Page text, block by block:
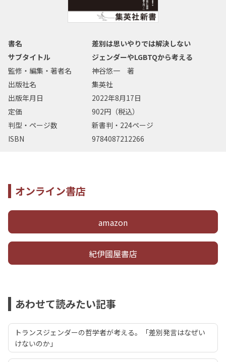
書名
差別は思いやりでは解決しない
サブタイトル
ジェンダーやLGBTQから考える
監修・編集・著者名
神谷悠一 著
出版社名
集英社
出版年月日
2022年8月17日
定価
902円（税込）
判型・ページ数
新書判・224ページ
ISBN
9784087212266
オンライン書店
amazon
紀伊國屋書店
あわせて読みたい記事
トランスジェンダーの哲学者が考える。「差別発言はなぜい
けないのか」